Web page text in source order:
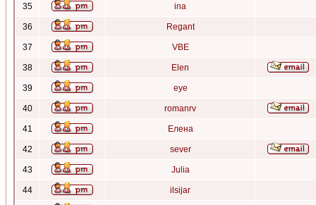
35 ina
36 Regant
37 VBE
38 Elen
39 eye
40 romanrv
41 Елена
42 sever
43 Julia
44 ilsijar